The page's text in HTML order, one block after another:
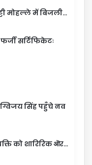
मोहल्ले में बिजली…
सर्टिफिकेटः
सिंह पहुँचे नव
को शारिरिक ऒर…